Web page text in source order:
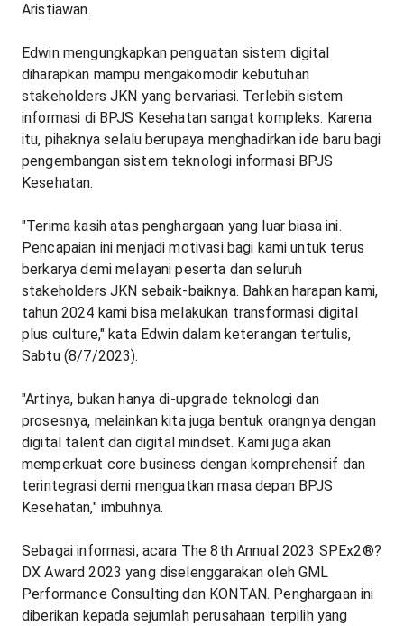
Aristiawan.
Edwin mengungkapkan penguatan sistem digital
diharapkan mampu mengakomodir kebutuhan
stakeholders JKN yang bervariasi. Terlebih sistem
informasi di BPJS Kesehatan sangat kompleks. Karena
itu, pihaknya selalu berupaya menghadirkan ide baru bagi
pengembangan sistem teknologi informasi BPJS
Kesehatan.
"Terima kasih atas penghargaan yang luar biasa ini.
Pencapaian ini menjadi motivasi bagi kami untuk terus
berkarya demi melayani peserta dan seluruh
stakeholders JKN sebaik-baiknya. Bahkan harapan kami,
tahun 2024 kami bisa melakukan transformasi digital
plus culture," kata Edwin dalam keterangan tertulis,
Sabtu (8/7/2023).
"Artinya, bukan hanya di-upgrade teknologi dan
prosesnya, melainkan kita juga bentuk orangnya dengan
digital talent dan digital mindset. Kami juga akan
memperkuat core business dengan komprehensif dan
terintegrasi demi menguatkan masa depan BPJS
Kesehatan," imbuhnya.
Sebagai informasi, acara The 8th Annual 2023 SPEx2®?
DX Award 2023 yang diselenggarakan oleh GML
Performance Consulting dan KONTAN. Penghargaan ini
diberikan kepada sejumlah perusahaan terpilih yang